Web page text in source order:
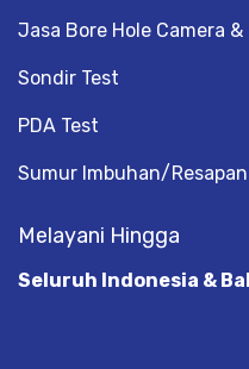
Jasa Bore Hole Camera
Sondir Test
PDA Test
Sumur Imbuhan/Resapan
Melayani Hingga
Seluruh Indonesia &